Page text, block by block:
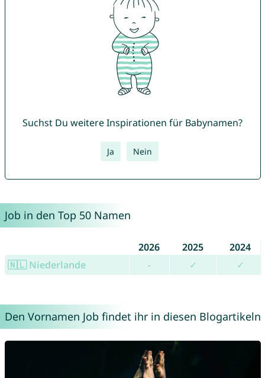
Suchst Du weitere Inspirationen für Babynamen?
Ja Nein
Job in den Top 50 Namen
2026 2025
2024
🇳🇱 Niederlande
- ✓ ✓
Den Vornamen Job findet ihr in diesen Blogartikeln